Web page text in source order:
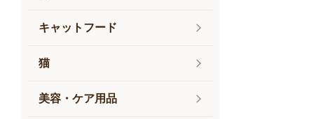
キャットフード
猫
美容・ケア用品